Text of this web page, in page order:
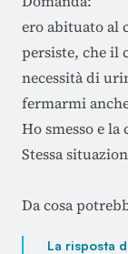
ero abituato al
persiste, che il
necessità di
fermarmi
Ho smesso e la
Stessa
Da cosa
La risposta